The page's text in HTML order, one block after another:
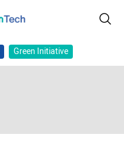
Green Initiative